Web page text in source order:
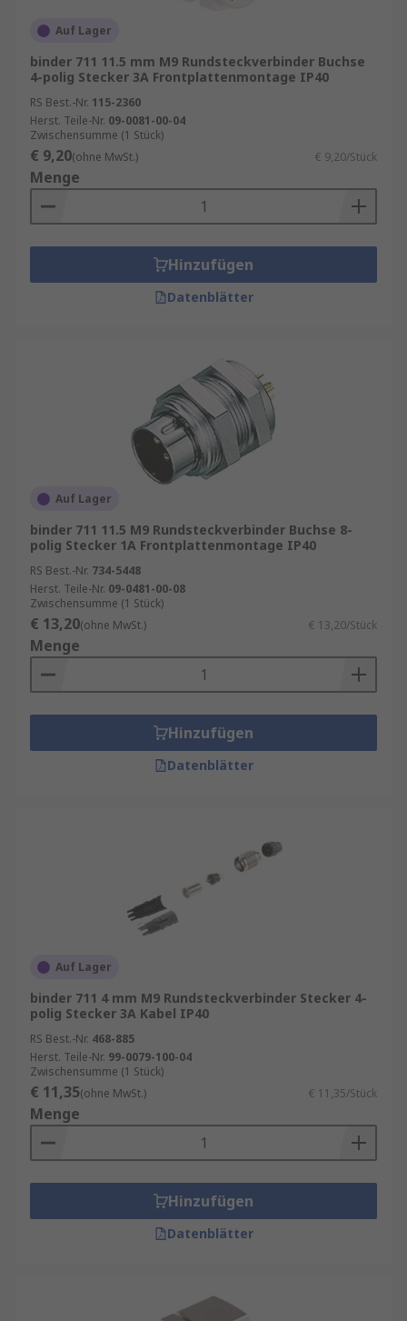
Auf Lager
binder 711 11.5 mm M9 Rundsteckverbinder Buchse
4-polig Stecker 3A Frontplattenmontage IP40
RS Best.-Nr. 115-2360
Herst. Teile-Nr. 09-0081-00-04
Zwischensumme (1 Stück)
€ 9,20(ohne MwSt.) € 9,20/Stück
Menge
Hinzufügen
Datenblätter
Auf Lager
binder 711 11.5 M9 Rundsteckverbinder Buchse 8-
polig Stecker 1A Frontplattenmontage IP40
RS Best.-Nr. 734-5448
Herst. Teile-Nr. 09-0481-00-08
Zwischensumme (1 Stück)
€ 13,20(ohne MwSt.) € 13,20/Stück
Menge
Hinzufügen
Datenblätter
Auf Lager
binder 711 4 mm M9 Rundsteckverbinder Stecker 4-
polig Stecker 3A Kabel IP40
RS Best.-Nr. 468-885
Herst. Teile-Nr. 99-0079-100-04
Zwischensumme (1 Stück)
€ 11,35(ohne MwSt.) € 11,35/Stück
Menge
Hinzufügen
Datenblätter